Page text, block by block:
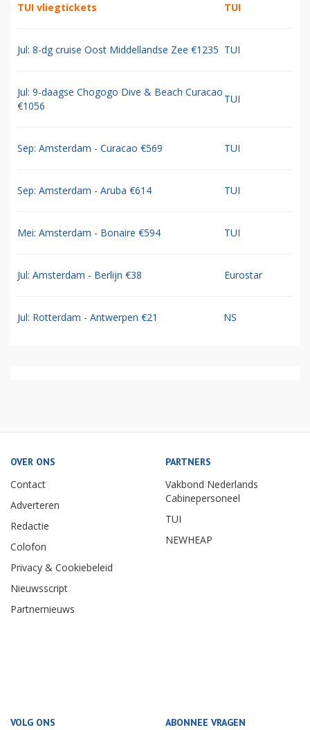
TUI vliegtickets TUI
Jul: 8-dg cruise Oost Middellandse Zee €1235 TUI
Jul: 9-daagse Chogogo Dive & Beach Curacao
€1056
TUI
Sep: Amsterdam - Curacao €569 TUI
Sep: Amsterdam - Aruba €614 TUI
Mei: Amsterdam - Bonaire €594 TUI
Jul: Amsterdam - Berlijn €38 Eurostar
Jul: Rotterdam - Antwerpen €21 NS
OVER ONS
Contact
Adverteren
Redactie
Colofon
Privacy & Cookiebeleid
Nieuwsscript
Partnernieuws
PARTNERS
Vakbond Nederlands
Cabinepersoneel
TUI
NEWHEAP
VOLG ONS ABONNEE VRAGEN